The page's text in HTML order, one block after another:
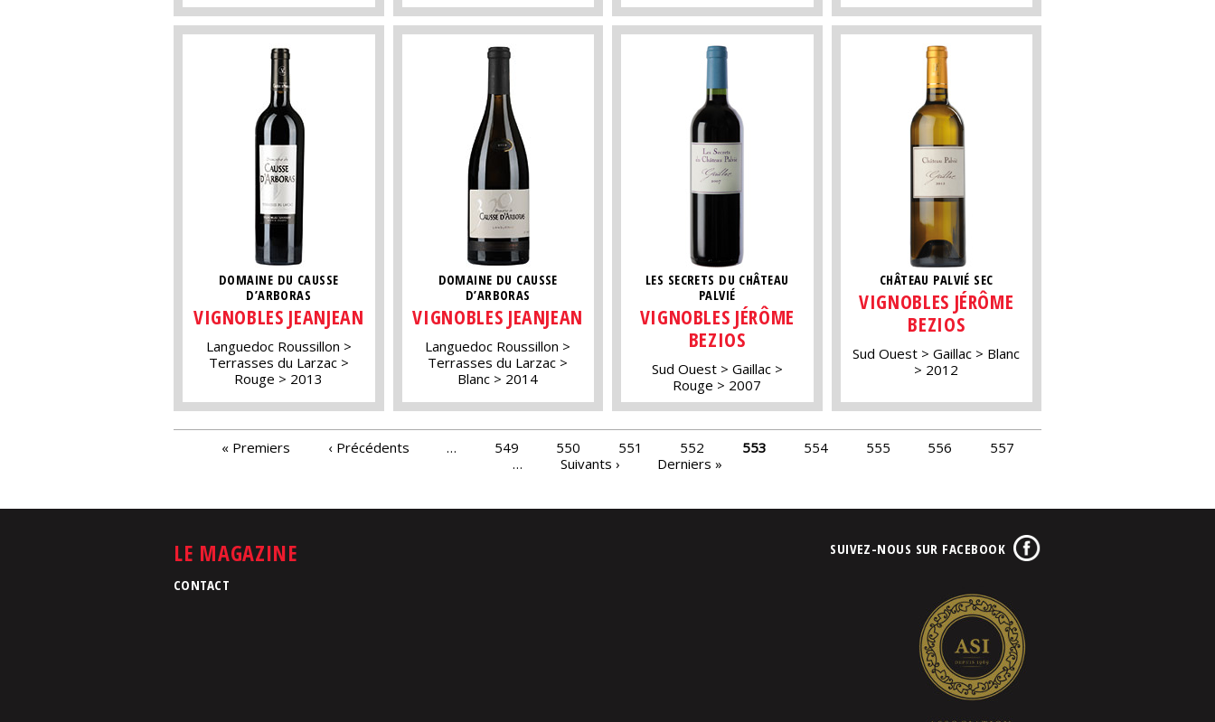
DOMAINE DU CAUSSE
D’ARBORAS
VIGNOBLES JEANJEAN
Languedoc Roussillon
Terrasses du Larzac
Rouge
2013
DOMAINE DU CAUSSE
D’ARBORAS
VIGNOBLES JEANJEAN
Languedoc Roussillon
Terrasses du Larzac
Blanc
2014
LES SECRETS DU CHÂTEAU
PALVIÉ
VIGNOBLES JÉRÔME
BEZIOS
Sud Ouest
Gaillac
Rouge
2007
CHÂTEAU PALVIÉ SEC
VIGNOBLES JÉRÔME
BEZIOS
Sud Ouest Gaillac
Blanc
2012
PAGES« Premiers ‹ Précédents … 549 550 551 552 553 554 555 556
557
…
Suivants › Derniers »
LE MAGAZINE
CONTACT
SUIVEZ-NOUS SUR FACEBOOK